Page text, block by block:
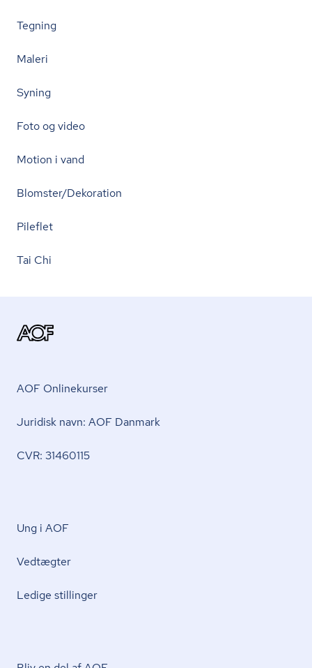
Tegning
Maleri
Syning
Foto og video
Motion i vand
Blomster/Dekoration
Pileflet
Tai Chi
AOF Onlinekurser
Juridisk navn: AOF Danmark
CVR: 31460115
Ung i AOF
Vedtægter
Ledige stillinger